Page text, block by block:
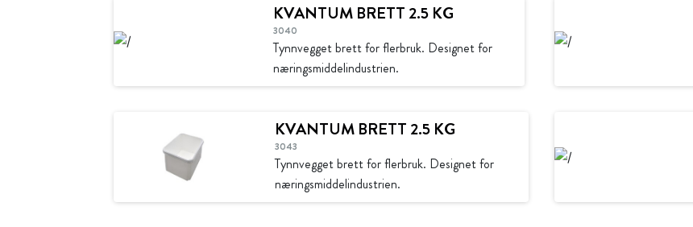
KVANTUM BRETT 2.5 KG
3040
Tynnvegget brett for flerbruk. Designet for
næringsmiddelindustrien.
KVANTUM BRETT 2.5 KG
3043
Tynnvegget brett for flerbruk. Designet for
næringsmiddelindustrien.